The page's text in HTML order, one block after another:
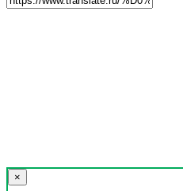
×